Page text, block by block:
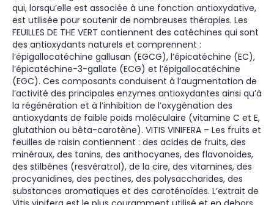
qui, lorsqu’elle est associée à une fonction antioxydative,
est utilisée pour soutenir de nombreuses thérapies. Les
FEUILLES DE THE VERT contiennent des catéchines qui sont
des antioxydants naturels et comprennent :
l’épigallocatéchine gallusan (EGCG), l’épicatéchine (EC),
l’épicatéchine-3-gallate (ECG) et l’épigallocatéchine
(EGC). Ces composants conduisent à l’augmentation de
l’activité des principales enzymes antioxydantes ainsi qu’à
la régénération et à l’inhibition de l’oxygénation des
antioxydants de faible poids moléculaire (vitamine C et E,
glutathion ou bêta-carotène). VITIS VINIFERA – Les fruits et
feuilles de raisin contiennent : des acides de fruits, des
minéraux, des tanins, des anthocyanes, des flavonoïdes,
des stilbènes (resvératrol), de la cire, des vitamines, des
procyanidines, des pectines, des polysaccharides, des
substances aromatiques et des caroténoïdes. L’extrait de